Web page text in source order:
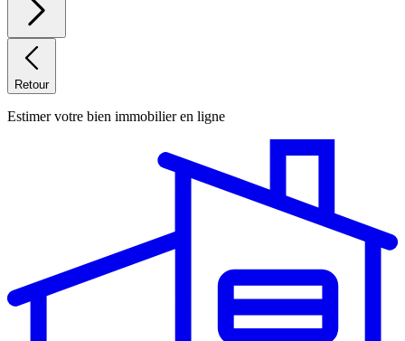
Retour
Estimer votre bien immobilier en ligne